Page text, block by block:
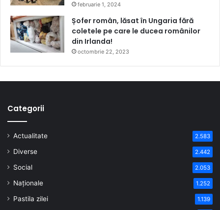
februarie 1, 2024
Șofer român, lăsat în Ungaria fără
coletele pe care le ducea românilor
din Irlanda!
octombrie 22, 2023
Categorii
Actualitate 2.583
Diverse 2.442
Social 2.053
Naționale 1.252
Pastila zilei 1.139